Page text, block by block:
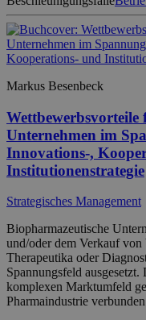
Markus Besenbeck
Unternehmen im
Innovations-,
Institutionenstrategie
Strategisches Management
Biopharmazeutische
und/oder dem Verkauf
Therapeutika oder
Spannungsfeld
komplexen Marktumfeld
Pharmaindustrie